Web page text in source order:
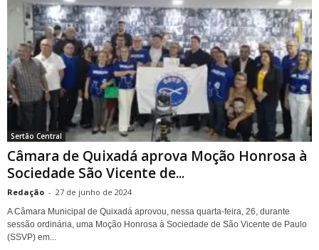
Sertão Central
Câmara de Quixadá aprova Moção Honrosa à
Sociedade São Vicente de...
Redação - 27 de junho de 2024
A Câmara Municipal de Quixadá aprovou, nessa quarta-feira, 26, durante
sessão ordinária, uma Moção Honrosa à Sociedade de São Vicente de Paulo
(SSVP) em...